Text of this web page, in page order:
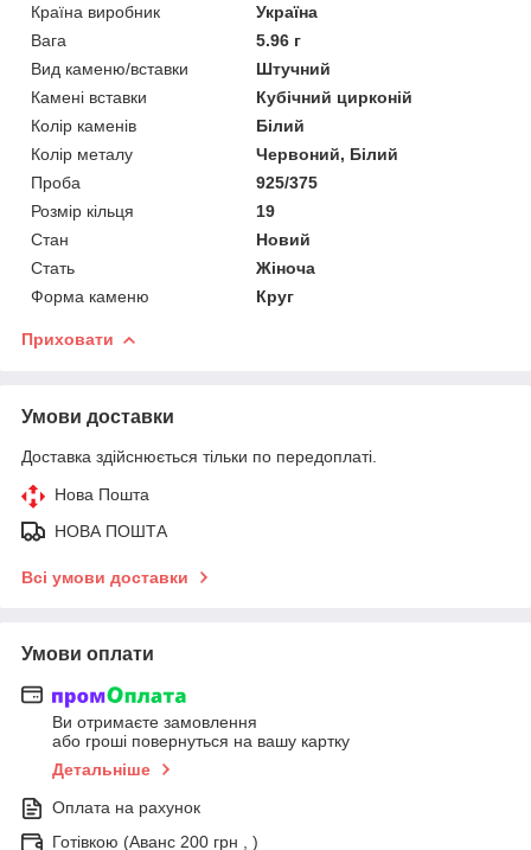
Країна виробник
Україна
Вага
5.96 г
Вид каменю/вставки
Штучний
Камені вставки
Кубічний цирконій
Колір каменів
Білий
Колір металу
Червоний, Білий
Проба
925/375
Розмір кільця
19
Стан
Новий
Стать
Жіноча
Форма каменю
Круг
Приховати
Умови доставки
Доставка здійснюється тільки по передоплаті.
Нова Пошта
НОВА ПОШТА
Всі умови доставки
Умови оплати
Ви отримаєте замовлення
або гроші повернуться на вашу картку
Детальніше
Оплата на рахунок
Готівкою (Аванс 200 грн , )